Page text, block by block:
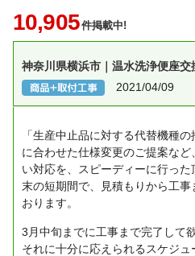
10,905件掲載中!
神奈川県横浜市｜温水洗浄便座交
2021/04/09
「生産中止品に対する代替機種
に合わせた仕様変更のご提案な
い対応を、スピーディーに行っ
末の短期間で、見積もりから工
おります。
3月中旬までに工事まで完了して
それに十分に応えられるスケジ